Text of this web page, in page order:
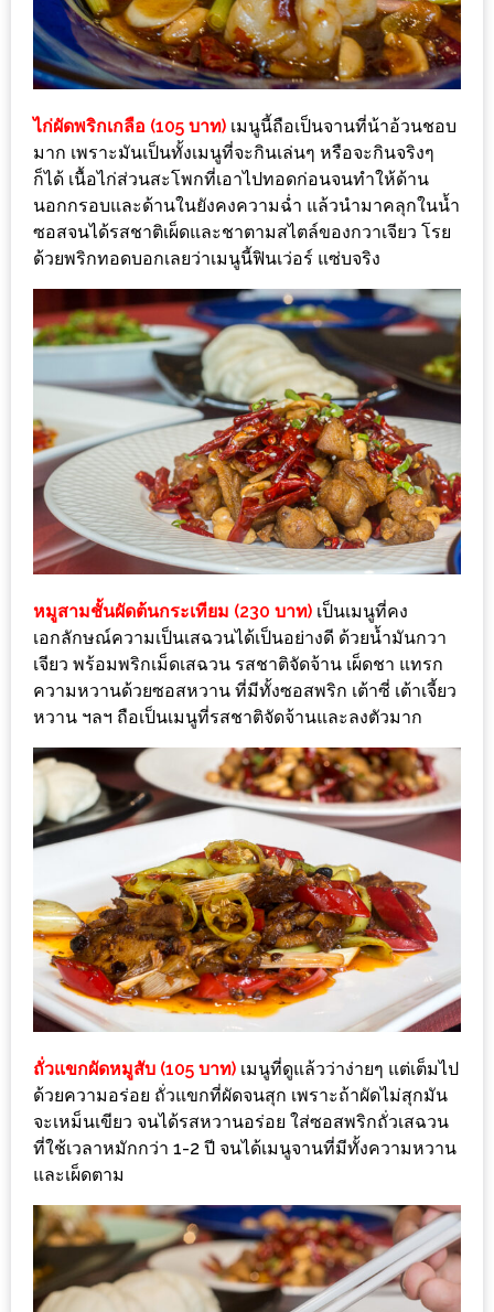
อุ่นๆ
ปิ้ง
มาร์ช
เมล
โล่
พร้อม
ชิม
และ
ที่
เดียว
ที่
งาน
PRESENTS
PINGFAI
FESTIVAL
อาหาร
ญี่ปุ่น
ระดับ
พรีเมียม
พร้อม
สุ
กี้
หมู
ดำ
คู
โร
บูต
ะ
สุด
เด็ด
ที่
UP,
RAMA
3)
ไก่ผัดพริกเกลือ (105 บาท) เมนูนี้ถือเป็นจานที่น้าอ้วนชอบ
มาก เพราะมันเป็นทั้งเมนูที่จะกินเล่นๆ หรือจะกินจริงๆ
ก็ได้ เนื้อไก่ส่วนสะโพกที่เอาไปทอดก่อนจนทำให้ด้าน
นอกกรอบและด้านในยังคงความฉ่ำ แล้วนำมาคลุกในน้ำ
ซอสจนได้รสชาติเผ็ดและชาตามสไตล์ของกวาเจียว โรย
ด้วยพริกทอดบอกเลยว่าเมนูนี้ฟินเว่อร์ แซ่บจริง
หมูสามชั้นผัดต้นกระเทียม (230 บาท) เป็นเมนูที่คง
เอกลักษณ์ความเป็นเสฉวนได้เป็นอย่างดี ด้วยน้ำมันกวา
เจียว พร้อมพริกเม็ดเสฉวน รสชาติจัดจ้าน เผ็ดชา แทรก
ความหวานด้วยซอสหวาน ที่มีทั้งซอสพริก เต้าซี่ เต้าเจี้ยว
หวาน ฯลฯ ถือเป็นเมนูที่รสชาติจัดจ้านและลงตัวมาก
ถั่วแขกผัดหมูสับ (105 บาท) เมนูที่ดูแล้วว่าง่ายๆ แต่เต็มไป
ด้วยความอร่อย ถั่วแขกที่ผัดจนสุก เพราะถ้าผัดไม่สุกมัน
จะเหม็นเขียว จนได้รสหวานอร่อย ใส่ซอสพริกถั่วเสฉวน
ที่ใช้เวลาหมักกว่า 1-2 ปี จนได้เมนูจานที่มีทั้งความหวาน
และเผ็ดตาม